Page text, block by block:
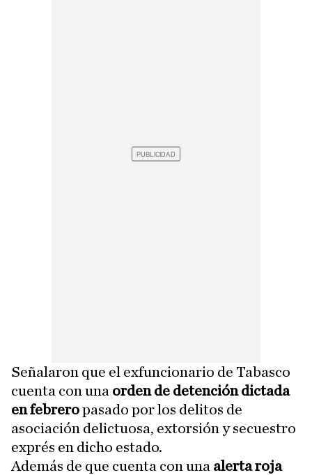
Señalaron que el exfuncionario de Tabasco
cuenta con una orden de detención dictada
en febreropasado por los delitos de
asociación delictuosa, extorsión y secuestro
exprés en dicho estado.
Además de que cuenta con una alerta roja